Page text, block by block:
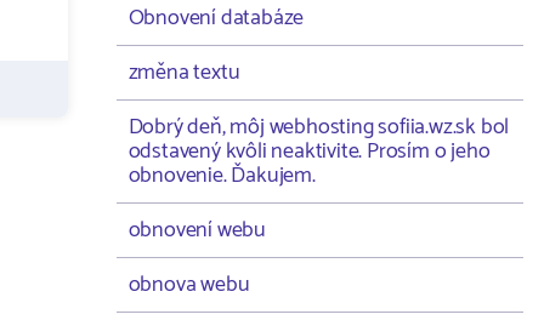
Obnovení databáze
změna textu
Dobrý deň, môj webhosting sofiia.wz.sk bol
odstavený kvôli neaktivite. Prosím o jeho
obnovenie. Ďakujem.
obnovení webu
obnova webu